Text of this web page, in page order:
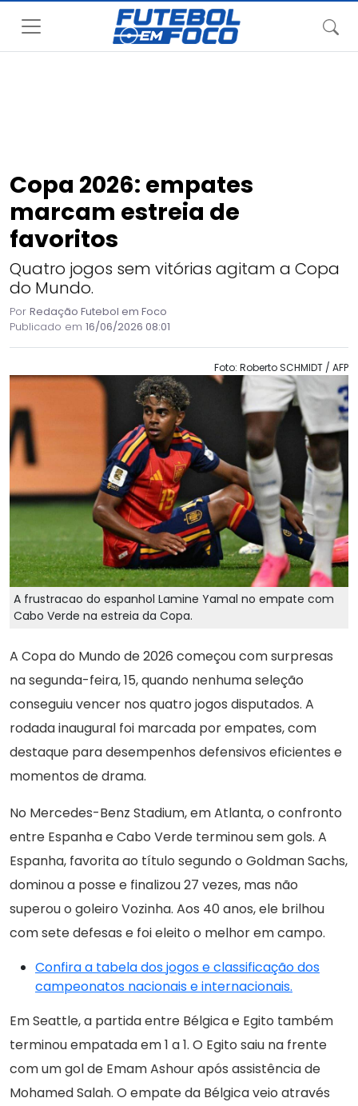
Copa 2026: empates
marcam estreia de
favoritos
Quatro jogos sem vitórias agitam a Copa
do Mundo.
Por Redação Futebol em Foco
Publicado em 16/06/2026 08:01
Foto: Roberto SCHMIDT / AFP
A frustracao do espanhol Lamine Yamal no empate com
Cabo Verde na estreia da Copa.
A Copa do Mundo de 2026 começou com surpresas
na segunda-feira, 15, quando nenhuma seleção
conseguiu vencer nos quatro jogos disputados. A
rodada inaugural foi marcada por empates, com
destaque para desempenhos defensivos eficientes e
momentos de drama.
No Mercedes-Benz Stadium, em Atlanta, o confronto
entre Espanha e Cabo Verde terminou sem gols. A
Espanha, favorita ao título segundo o Goldman Sachs,
dominou a posse e finalizou 27 vezes, mas não
superou o goleiro Vozinha. Aos 40 anos, ele brilhou
com sete defesas e foi eleito o melhor em campo.
Confira a tabela dos jogos e classificação dos
campeonatos nacionais e internacionais.
Em Seattle, a partida entre Bélgica e Egito também
terminou empatada em 1 a 1. O Egito saiu na frente
com um gol de Emam Ashour após assistência de
Mohamed Salah. O empate da Bélgica veio através